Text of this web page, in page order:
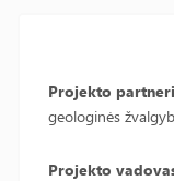
Projekto
geologinės
Projekto